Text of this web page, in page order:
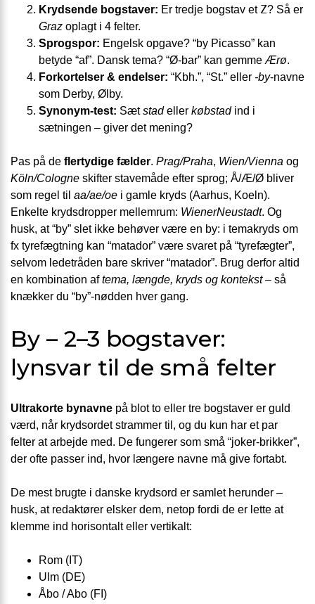
Krydsende bogstaver: Er tredje bogstav et Z? Så er
Graz oplagt i 4 felter.
Sprogspor: Engelsk opgave? “by Picasso” kan
betyde “af”. Dansk tema? “Ø-bar” kan gemme Ærø.
Forkortelser & endelser: “Kbh.”, “St.” eller -by-navne
som Derby, Ølby.
Synonym-test: Sætstadeller købstadind i
sætningen – giver det mening?
Pas på de flertydige fælder. Prag/Praha, Wien/Vienna og
Köln/Cologne skifter stavemåde efter sprog; Å/Æ/Ø bliver
som regel til aa/ae/oe i gamle kryds (Aarhus, Koeln).
Enkelte krydsdropper mellemrum: WienerNeustadt. Og
husk, at “by” slet ikke behøver være en by: i temakryds om
fx tyrefægtning kan “matador” være svaret på “tyrefægter”,
selvom ledetråden bare skriver “matador”. Brug derfor altid
en kombination aftema, længde, kryds og kontekst– så
knækker du “by”-nødden hver gang.
By – 2–3 bogstaver:
lynsvar til de små felter
Ultrakorte bynavne på blot to eller tre bogstaver er guld
værd, når krydsordet strammer til, og du kun har et par
felter at arbejde med. De fungerer som små “joker-brikker”,
der ofte passer ind, hvor længere navne må give fortabt.
De mest brugte i danske krydsord er samlet herunder –
husk, at redaktører elsker dem, netop fordi de er lette at
klemme ind horisontalt eller vertikalt:
Rom (IT)
Ulm (DE)
Åbo / Abo (FI)